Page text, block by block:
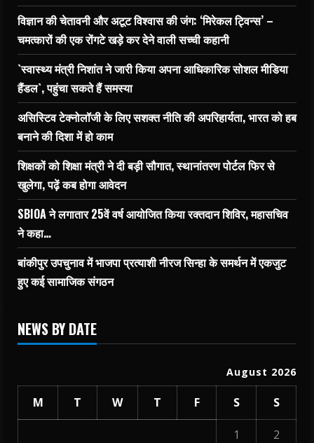
विज्ञान की चेतावनी और अटूट विश्वास की जंग: ‘मिरेकल ट्विन्स’ –
चमत्कारों की एक रोंगटे खड़े कर देने वाली सच्ची कहानी
`स्वास्थ्य मंत्री निशांत ने जारी किया अपना आधिकारिक सोशल मीडिया
हैंडल`, पहुंचा सकते हैं समस्या
असिस्टिव टेक्नोलॉजी के लिए सशक्त नीति की अपरिहार्यता, भारत को हब
बनाने की दिशा में हो काम
शिक्षकों को शिक्षा मंत्री ने दी बड़ी सौगात, स्थानांतरण पोर्टल फिर से
खुलेगा, पढ़ें कब होगा आवेदन
SBIOA ने लगातार 25वें वर्ष आयोजित किया रक्तदान शिविर, महासचिव
ने कहा…
बांकीपुर उपचुनाव में भाजपा प्रत्याशी नीरज सिन्हा के समर्थन में एकजुट
हुए कई सामाजिक संगठन
NEWS BY DATE
August 2026
M T W T F S S
1
2